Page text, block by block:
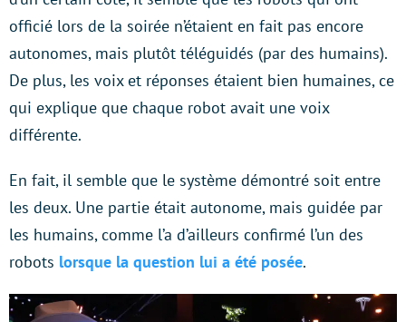
officié lors de la soirée n’étaient en fait pas encore
autonomes, mais plutôt téléguidés (par des humains).
De plus, les voix et réponses étaient bien humaines, ce
qui explique que chaque robot avait une voix
différente.
En fait, il semble que le système démontré soit entre
les deux. Une partie était autonome, mais guidée par
les humains, comme l’a d’ailleurs confirmé l’un des
robots lorsque la question lui a été posée.